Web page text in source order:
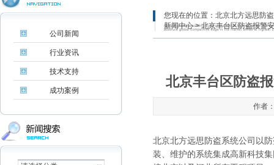
公司新闻
行业资讯
技术支持
成功案例
您现在的位置： 北京北方远思防
新闻中心> 北京丰台区防盗报警
北京丰台区防盗
作者
北京北方远思防盗系统公司以
装、维护的系统集成高新科技